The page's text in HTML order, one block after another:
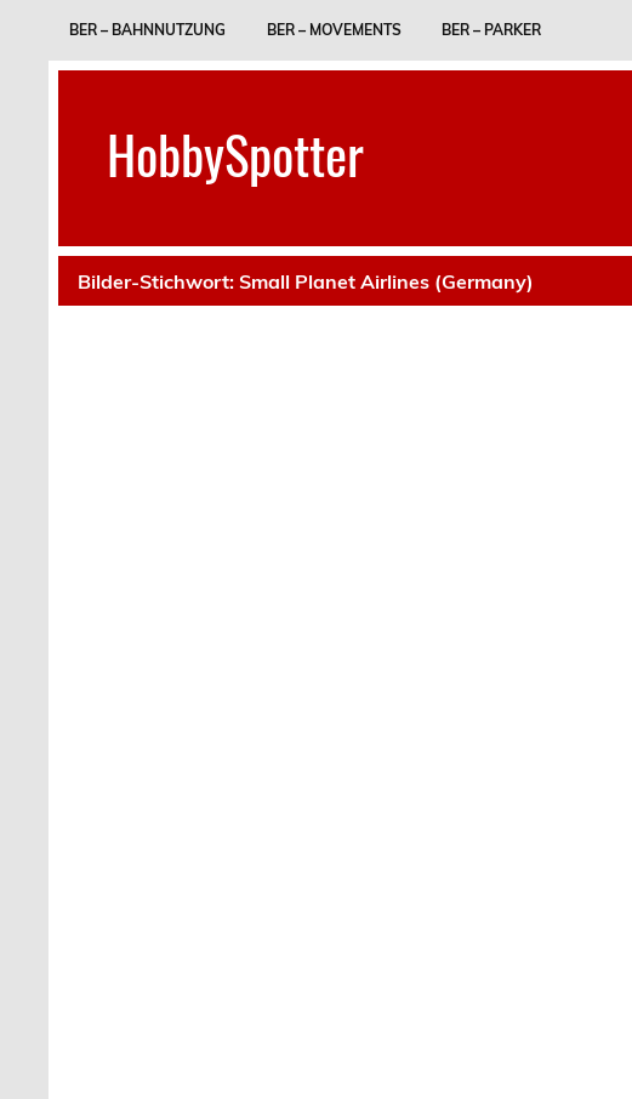
BER – BAHNNUTZUNG BER – MOVEMENTS BER – PARKER
HobbySpotter
Bilder-Stichwort:Small Planet Airlines (Germany)